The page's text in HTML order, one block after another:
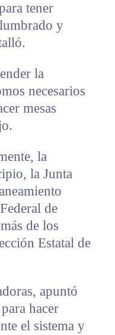
tener
y
la
necesarios
mesas
la
la Junta
de
de los
Estatal de
apuntó
hacer
el sistema y